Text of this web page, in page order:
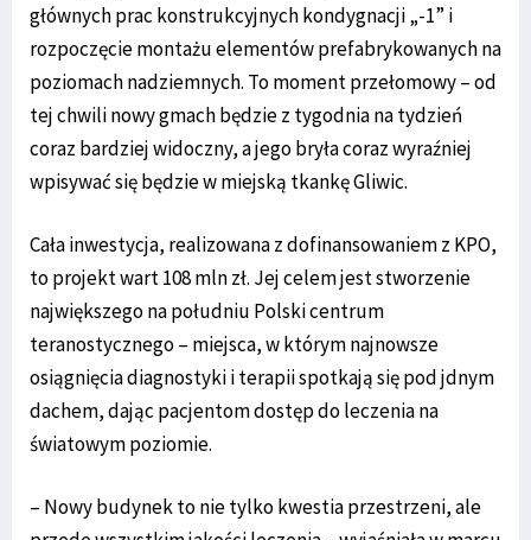
głównych prac konstrukcyjnych kondygnacji „-1” i
rozpoczęcie montażu elementów prefabrykowanych na
poziomach nadziemnych. To moment przełomowy – od
tej chwili nowy gmach będzie z tygodnia na tydzień
coraz bardziej widoczny, a jego bryła coraz wyraźniej
wpisywać się będzie w miejską tkankę Gliwic.
Cała inwestycja, realizowana z dofinansowaniem z KPO,
to projekt wart 108 mln zł. Jej celem jest stworzenie
największego na południu Polski centrum
teranostycznego – miejsca, w którym najnowsze
osiągnięcia diagnostyki i terapii spotkają się pod jdnym
dachem, dając pacjentom dostęp do leczenia na
światowym poziomie.
– Nowy budynek to nie tylko kwestia przestrzeni, ale